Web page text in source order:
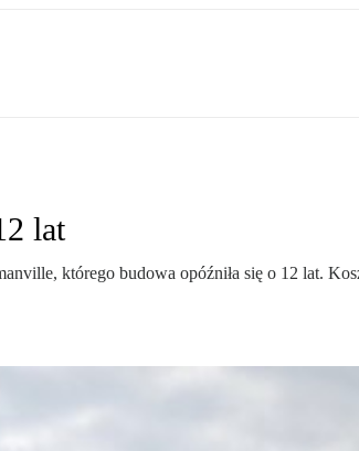
lat
którego budowa opóźniła się o 12 lat.